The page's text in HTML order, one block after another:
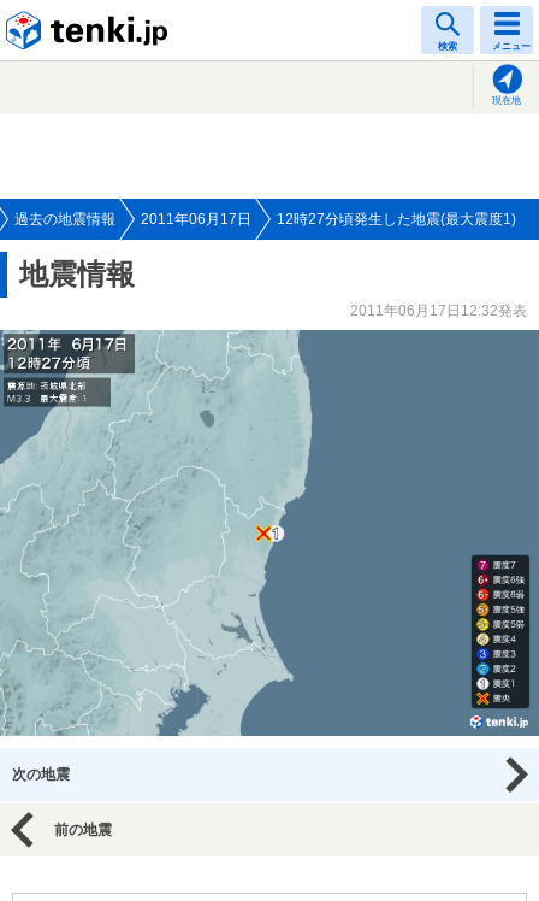
検索 メニュー
現在地
過去の地震情報 2011年06月17日 12時27分頃発生した地震(最大震度1)
地震情報
2011年06月17日12:32発表
次の地震
前の地震